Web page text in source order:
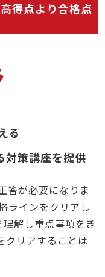
得点より合格点
る
対策講座を提供
答が必要になりま
ラインをクリアし
解し重点事項をき
クリアすることは